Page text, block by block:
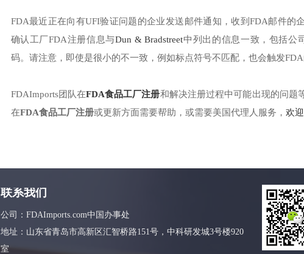
FDA最近正在向有UFI验证问题的企业发送邮件通知，收到FDA邮件的
确认工厂FDA注册信息与Dun & Bradstreet中列出的信息一致，包括公
码。请注意，即使是很小的不一致，例如标点符号不匹配，也会触发FDA
FDAImports团队在FDA食品工厂注册和解决注册过程中可能出现的问题
在FDA食品工厂注册或更新方面需要帮助，或需要美国代理人服务， 欢
联系我们
公司：FDAImports.com中国办事处
地址：山东省青岛市高新区汇智桥路151号，中科研发城3号楼920
室